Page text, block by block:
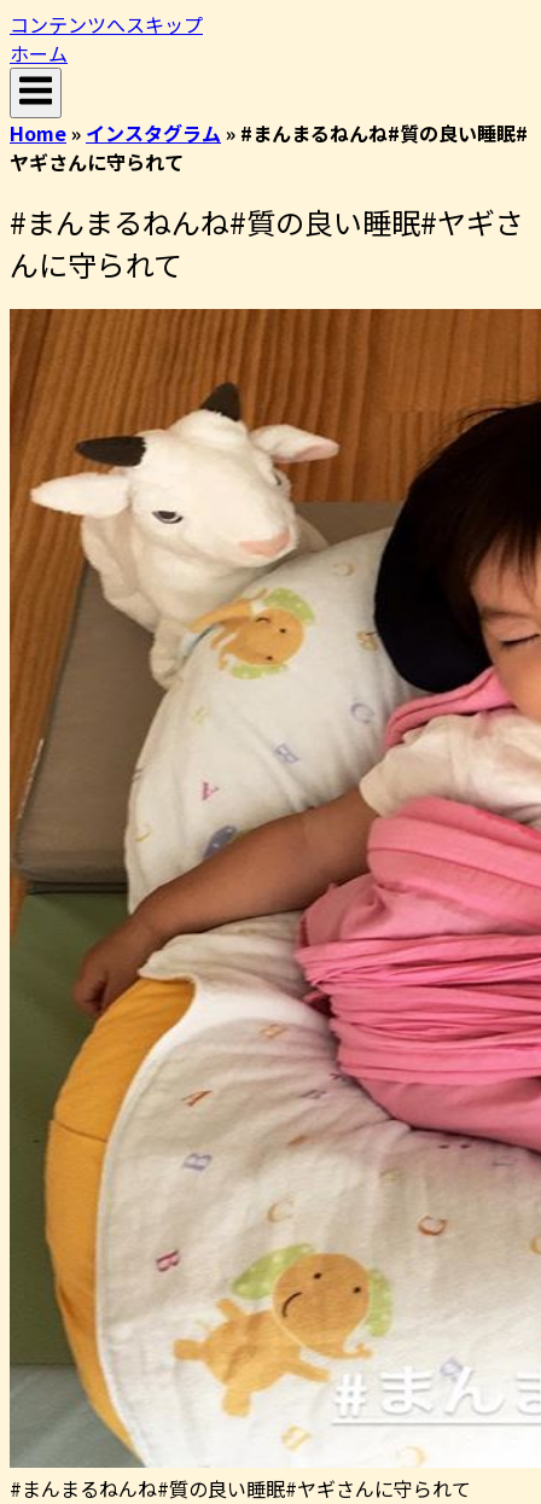
コンテンツへスキップ
ホーム
Home» インスタグラム » #まんまるねんね#質の良い睡眠#
ヤギさんに守られて
#まんまるねんね#質の良い睡眠#ヤギさ
んに守られて
#まんまるねんね#質の良い睡眠#ヤギさんに守られて